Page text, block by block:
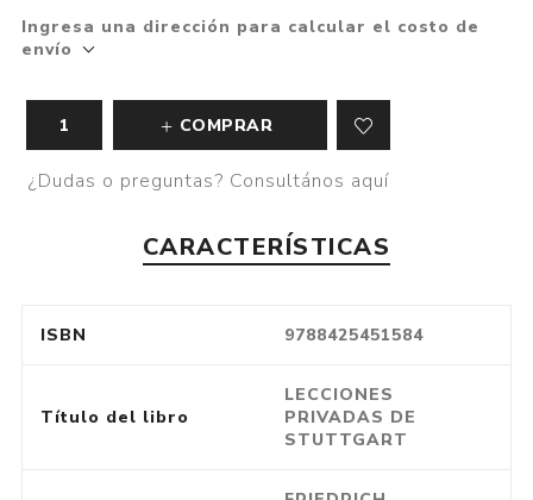
Ingresa una dirección para calcular el costo de
envío
COMPRAR
¿Dudas o preguntas? Consultános aquí
CARACTERÍSTICAS
ISBN 9788425451584
Título del libro
LECCIONES
PRIVADAS DE
STUTTGART